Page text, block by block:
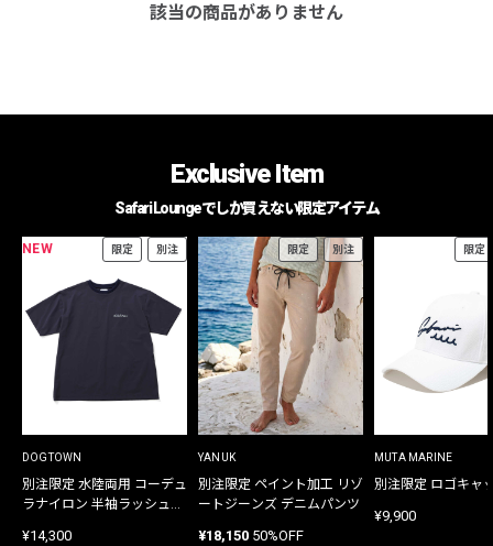
該当の商品がありません
Exclusive Item
Safari Loungeでしか買えない限定アイテム
NEW 限定 別注
DOGTOWN
別注限定 水陸両用 コーデュ
ラナイロン 半袖ラッシュガ
¥14,300
限定 別注
YANUK
別注限定 ペイント加工 リゾ
ートジーンズ デニムパンツ
¥18,150 50%OFF
限定
MUTA MARINE
別注限定 ロゴキャ
¥9,900